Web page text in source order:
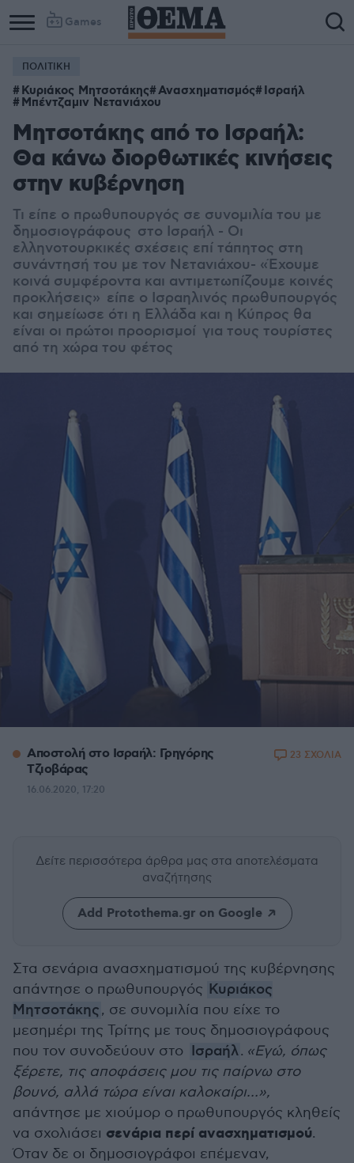
Games
ΠΟΛΙΤΙΚΗ
Κυριάκος Μητσοτάκης Ανασχηματισμός Ισραήλ
Μπέντζαμιν Νετανιάχου
Μητσοτάκης από το Ισραήλ:
Θα κάνω διορθωτικές κινήσεις
στην κυβέρνηση
Τι είπε ο πρωθυπουργός σε συνομιλία του με
δημοσιογράφους στο Ισραήλ - Οι
ελληνοτουρκικές σχέσεις επί τάπητος στη
συνάντησή του με τον Νετανιάχου- «Έχουμε
κοινά συμφέροντα και αντιμετωπίζουμε κοινές
προκλήσεις» είπε ο Ισραηλινός πρωθυπουργός
και σημείωσε ότι η Ελλάδα και η Κύπρος θα
είναι οι πρώτοι προορισμοί για τους τουρίστες
από τη χώρα του φέτος
Αποστολή στο Ισραήλ: Γρηγόρης
Τζιοβάρας
16.06.2020, 17:20
23 ΣΧΟΛΙΑ
Δείτε περισσότερα άρθρα μας στα αποτελέσματα
αναζήτησης
Add Protothema.gr on Google
Στα σενάρια ανασχηματισμού της κυβέρνησης
απάντησε ο πρωθυπουργός Κυριάκος
Μητσοτάκης, σε συνομιλία που είχε το
μεσημέρι της Τρίτης με τους δημοσιογράφους
που τον συνοδεύουν στο Ισραήλ. «Εγώ, όπως
ξέρετε, τις αποφάσεις μου τις παίρνω στο
βουνό, αλλά τώρα είναι καλοκαίρι…»,
απάντησε με χιούμορ ο πρωθυπουργός κληθείς
να σχολιάσει σενάρια περί ανασχηματισμού.
Όταν δε οι δημοσιογράφοι επέμεναν,